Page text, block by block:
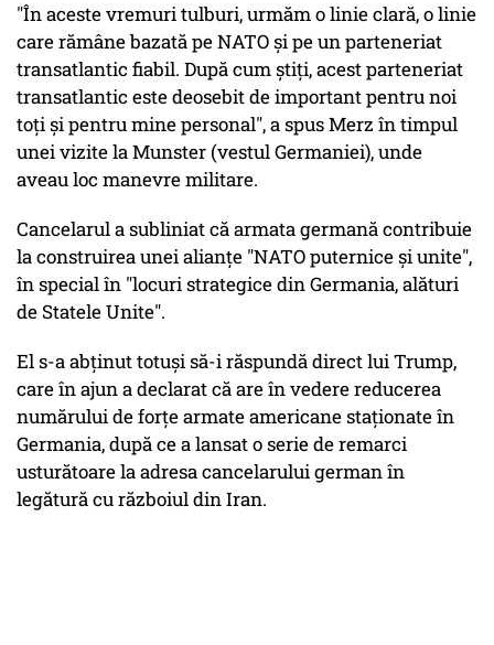
"În aceste vremuri tulburi, urmăm o linie clară, o linie
care rămâne bazată pe NATO şi pe un parteneriat
transatlantic fiabil. După cum ştiţi, acest parteneriat
transatlantic este deosebit de important pentru noi
toţi şi pentru mine personal", a spus Merz în timpul
unei vizite la Munster (vestul Germaniei), unde
aveau loc manevre militare.
Cancelarul a subliniat că armata germană contribuie
la construirea unei alianţe "NATO puternice şi unite",
în special în "locuri strategice din Germania, alături
de Statele Unite".
El s-a abţinut totuşi să-i răspundă direct lui Trump,
care în ajun a declarat că are în vedere reducerea
numărului de forţe armate americane staţionate în
Germania, după ce a lansat o serie de remarci
usturătoare la adresa cancelarului german în
legătură cu războiul din Iran.